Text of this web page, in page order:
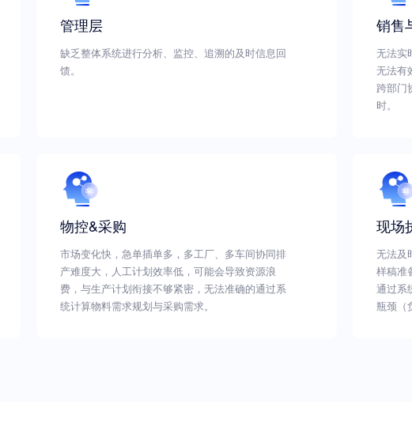
管理层
缺乏整体系统进行分析、监控、追溯的及时信息回
馈。
销售
无法实
无法有
跨部门
时。
物控&采购
市场变化快，急单插单多，多工厂、多车间协同排
产难度大，人工计划效率低，可能会导致资源浪
费，与生产计划衔接不够紧密，无法准确的通过系
统计算物料需求规划与采购需求。
现场
无法及
样稿准
通过系
瓶颈（